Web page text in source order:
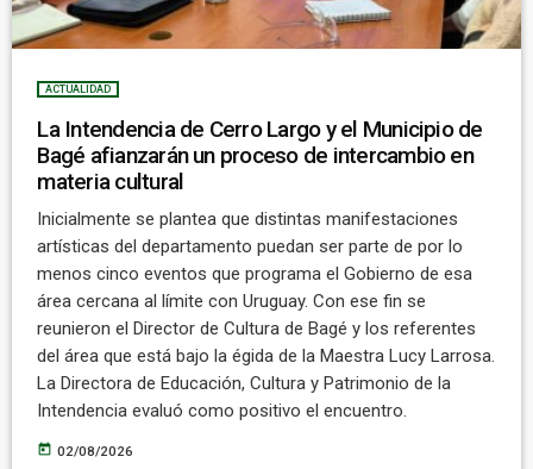
ACTUALIDAD
La Intendencia de Cerro Largo y el Municipio de
Bagé afianzarán un proceso de intercambio en
materia cultural
Inicialmente se plantea que distintas manifestaciones
artísticas del departamento puedan ser parte de por lo
menos cinco eventos que programa el Gobierno de esa
área cercana al límite con Uruguay. Con ese fin se
reunieron el Director de Cultura de Bagé y los referentes
del área que está bajo la égida de la Maestra Lucy Larrosa.
La Directora de Educación, Cultura y Patrimonio de la
Intendencia evaluó como positivo el encuentro.
today 02/08/2026